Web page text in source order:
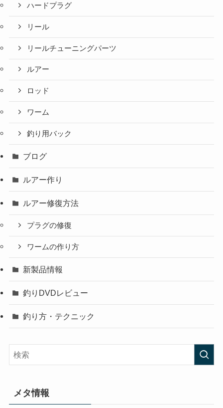
ハードプラグ
リール
リールチューニングパーツ
ルアー
ロッド
ワーム
釣り用バック
ブログ
ルアー作り
ルアー修復方法
プラグの修復
ワームの作り方
新製品情報
釣りDVDレビュー
釣り方・テクニック
メタ情報